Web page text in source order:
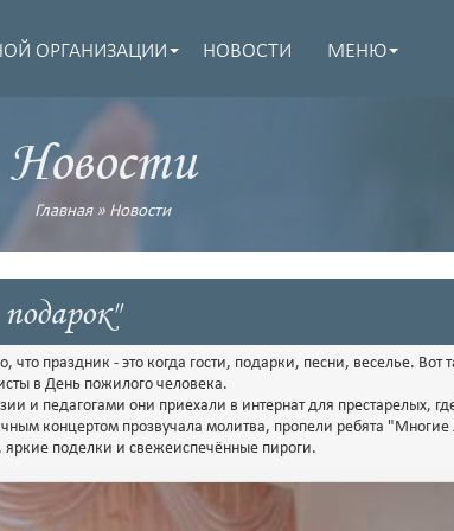
ОРГАНИЗАЦИИ НОВОСТИ МЕНЮ
Новости
Главная» Новости
что праздник - это когда гости, подарки, песни, веселье. Вот
в День пожилого человека.
и педагогами они приехали в интернат для престарелых,
концертом прозвучала молитва, пропели ребята
поделки и свежеиспечённые пироги.